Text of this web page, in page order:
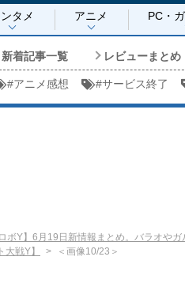
タメ アニメ PC・
新着記事一覧 レビューまとめ
#アニメ感想 #サービス終了
ロボY】6月19日新情報まとめ。バラオや
戦Y】
＜画像10/23＞